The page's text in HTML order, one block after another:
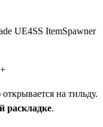
на тильду.
раскладке.